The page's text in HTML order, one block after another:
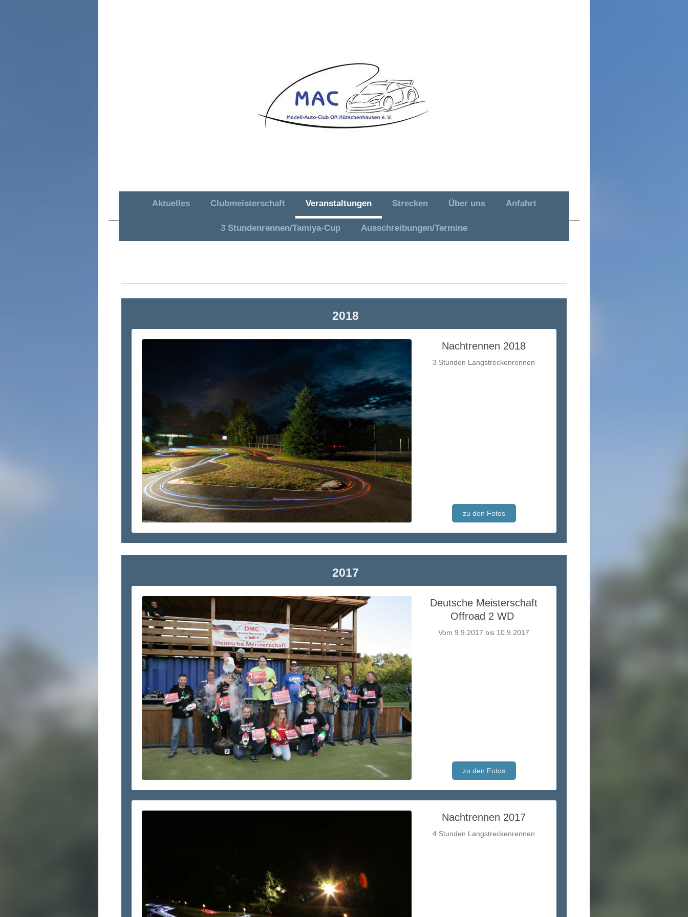
Aktuelles Clubmeisterschaft Veranstaltungen Strecken Über uns Anfahrt
3 Stundenrennen/Tamiya-Cup Ausschreibungen/Termine
MAC OR Hütschenhausen e. V.
2018
Nachtrennen 2018
3 Stunden Langstreckenrennen
zu den Fotos
2017
Deutsche Meisterschaft
Offroad 2 WD
Vom 9.9.2017 bis 10.9.2017
zu den Fotos
Nachtrennen 2017
4 Stunden Langstreckenrennen